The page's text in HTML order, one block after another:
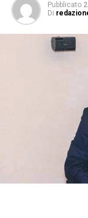
Pubblicato
Di